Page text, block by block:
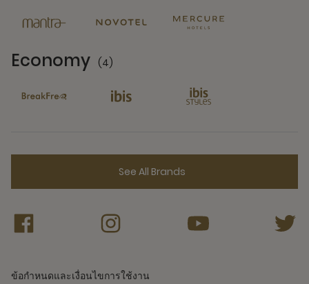
Economy (4)
See All Brands
ข้อกำหนดและเงื่อนไขการใช้งาน